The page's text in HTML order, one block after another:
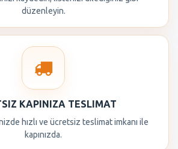
düzenleyin.
KAPINIZA TESLIMAT
hızlı ve ücretsiz teslimat imkanı ile
kapınızda.